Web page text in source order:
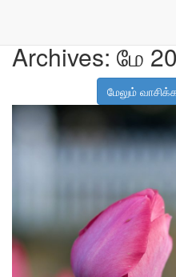
Archives:மே
மேலும்